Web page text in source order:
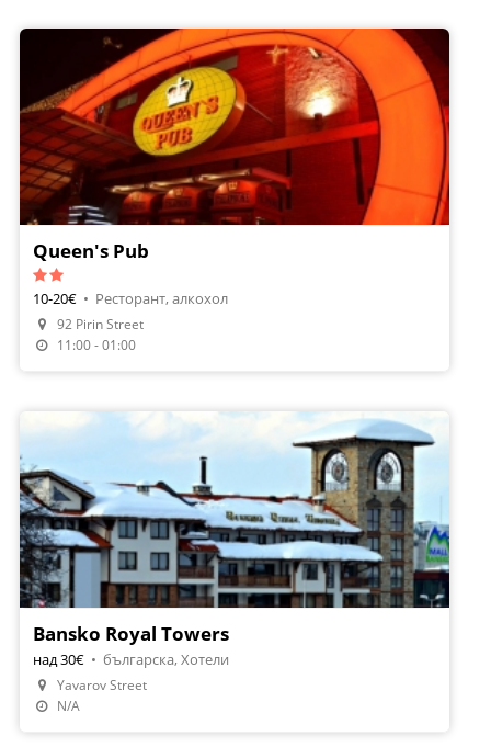
Queen's Pub
10-20€ • Ресторант, алкохол
92 Pirin Street
11:00 - 01:00
Bansko Royal Towers
над 30€ • българска, Хотели
Yavarov Street
N/A